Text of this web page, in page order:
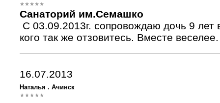
Санаторий им.Семашко
С 03.09.2013г. сопровождаю дочь 9
кого так же отзовитесь. Вместе
16.07.2013
Наталья . Ачинск